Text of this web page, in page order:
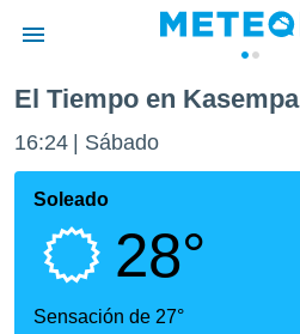
de
por
que se
calidad.
a este
las
El Tiempo en Kasempa
16:24 Sábado
Soleado
28°
Sensación de 27°